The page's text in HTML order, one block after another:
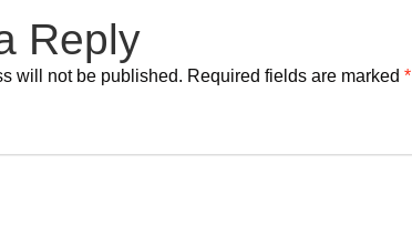
Reply
will not be published. Required fields are marked*